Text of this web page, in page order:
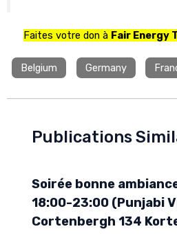
Faites votre don à Fair Energy
Belgium Germany
Publications
Soirée bonne
18:00-23:00 (Punjabi
Cortenbergh 134